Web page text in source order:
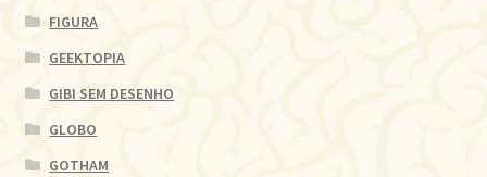
FIGURA
GEEKTOPIA
GIBI SEM DESENHO
GLOBO
GOTHAM